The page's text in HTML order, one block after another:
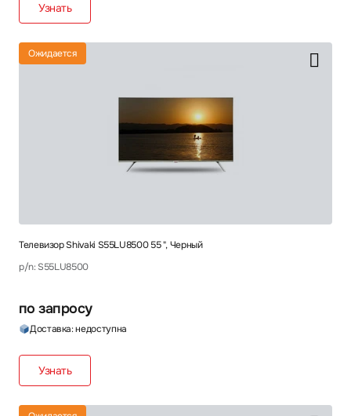
Узнать
Телевизор Shivaki S55LU8500 55 ", Черный
p/n: S55LU8500
по запросу
Доставка: недоступна
Узнать
Ожидается